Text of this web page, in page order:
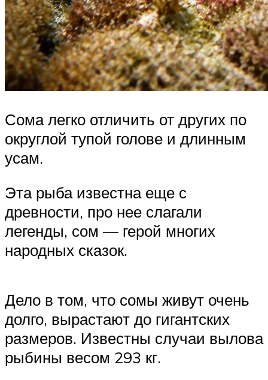
Сома легко отличить от других по
округлой тупой голове и длинным
усам.
Эта рыба известна еще с
древности, про нее слагали
легенды, сом — герой многих
народных сказок.
Дело в том, что сомы живут очень
долго, вырастают до гигантских
размеров. Известны случаи вылова
рыбины весом 293 кг.